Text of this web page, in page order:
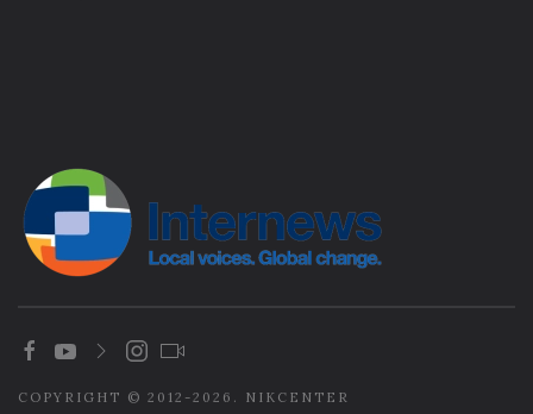
COPYRIGHT © 2012-2026. NIKCENTER